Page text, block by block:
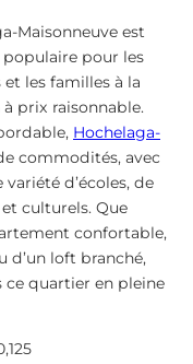
Maisonneuve est
pour les
les familles à la
prix raisonnable.
Hochelaga-
commodités, avec
d’écoles, de
culturels. Que
confortable,
d’un loft branché,
ce quartier en pleine